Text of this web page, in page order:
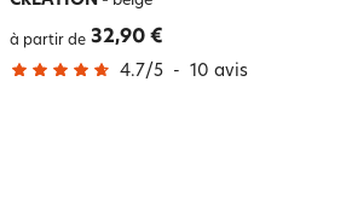
à partir de 32,90 €
4.7/5 - 10 avis